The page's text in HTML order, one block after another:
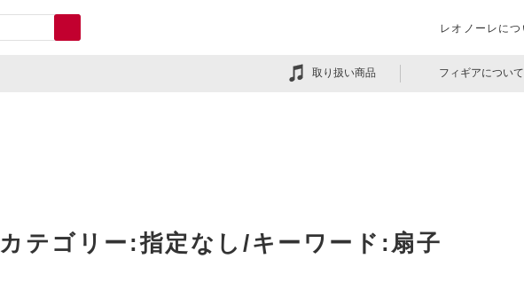
レオノーレにつ
取り扱い商品 フィギアについて
カテゴリー:指定なし/キーワード:扇子